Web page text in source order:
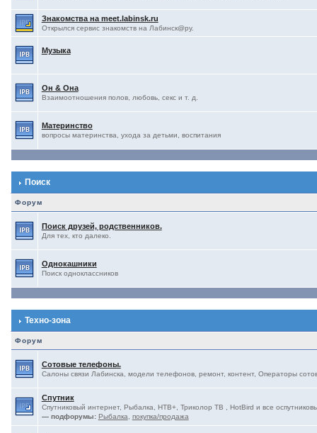
Знакомства на meet.labinsk.ru
Открылся сервис знакомств на Лабинск@ру.
Музыка
Он & Она
Взаимоотношения полов, любовь, секс и т. д.
Материнство
вопросы материнства, ухода за детьми, воспитания
Поиск
Форум
Поиск друзей, родственников.
Для тех, кто далеко.
Однокашники
Поиск одноклассников
Техно-зона
Форум
Сотовые телефоны.
Салоны связи Лабинска, модели телефонов, ремонт, контент, Операторы
Спутник
Спутниковый интернет, Рыбалка, НТВ+, Триколор ТВ , HotBird и все
— подфорумы: Рыбалка покупка/продажа